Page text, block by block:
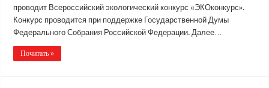
проводит Всероссийский экологический конкурс «ЭКОконкурс».
Конкурс проводится при поддержке Государственной Думы
Федерального Собрания Российской Федерации. Далее…
Почитать »